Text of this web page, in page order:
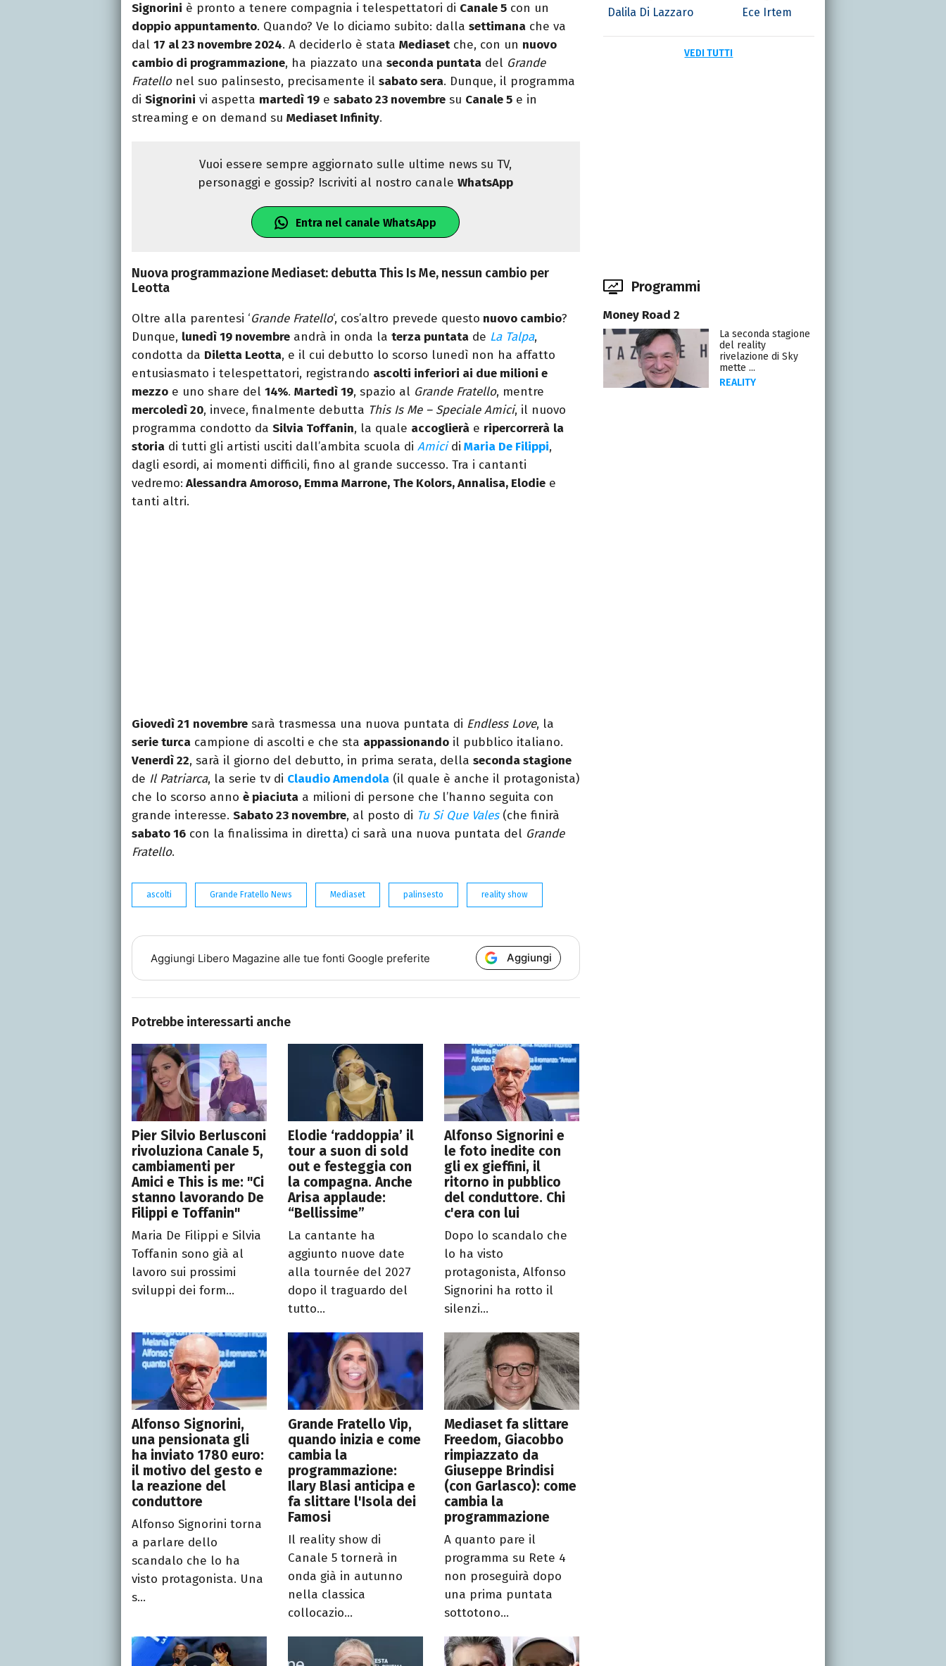
Signorini è pronto a tenere compagnia i telespettatori di Canale 5 con un
doppio appuntamento. Quando? Ve lo diciamo subito: dalla settimana che va
dal 17 al 23 novembre 2024. A deciderlo è stata Mediasetche, con un nuovo
cambio di programmazione, ha piazzato una seconda puntata del Grande
Fratellonel suo palinsesto, precisamente il sabato sera. Dunque, il programma
di Signorini vi aspetta martedì 19 e sabato 23 novembre su Canale 5 e in
streaming e on demand su Mediaset Infinity.
Vuoi essere sempre aggiornato sulle ultime news su TV,
personaggi e gossip? Iscriviti al nostro canaleWhatsApp
Entra nel canale WhatsApp
Nuova programmazione Mediaset: debutta This Is Me, nessun cambio per
Leotta
Oltre alla parentesi ‘Grande Fratello‘, cos’altro prevede questo nuovo cambio?
Dunque, lunedì 19 novembre andrà in onda la terza puntata de La Talpa,
condotta da Diletta Leotta, e il cui debutto lo scorso lunedì non ha affatto
entusiasmato i telespettatori, registrando ascolti inferiori ai due milioni e
mezzo e uno share del 14%. Martedì 19, spazio al Grande Fratello, mentre
mercoledì 20, invece, finalmente debutta This Is Me – Speciale Amici, il nuovo
programma condotto da Silvia Toffanin, la quale accoglierà e ripercorrerà la
storia di tutti gli artisti usciti dall’ambita scuola di Amicidi Maria De Filippi,
dagli esordi, ai momenti difficili, fino al grande successo. Tra i cantanti
vedremo: Alessandra Amoroso, Emma Marrone, The Kolors, Annalisa, Elodie e
tanti altri.
Giovedì 21 novembre sarà trasmessa una nuova puntata di Endless Love, la
serie turca campione di ascolti e che sta appassionando il pubblico italiano.
Venerdì 22, sarà il giorno del debutto, in prima serata, della seconda stagione
de Il Patriarca, la serie tv di Claudio Amendola (il quale è anche il protagonista)
che lo scorso anno è piaciuta a milioni di persone che l’hanno seguita con
grande interesse. Sabato 23 novembre, al posto di Tu Si Que Vales(che finirà
sabato 16 con la finalissima in diretta) ci sarà una nuova puntata del Grande
Fratello.
ascolti Grande Fratello News Mediaset palinsesto reality show
Aggiungi Libero Magazine alle tue fonti Google preferite Aggiungi
Potrebbe interessarti anche
Pier Silvio Berlusconi
rivoluziona Canale 5,
cambiamenti per
Amici e This is me: "Ci
stanno lavorando De
Filippi e Toffanin"
Maria De Filippi e Silvia
Toffanin sono già al
lavoro sui prossimi
sviluppi dei form...
Elodie ‘raddoppia’ il
tour a suon di sold
out e festeggia con
la compagna. Anche
Arisa applaude:
“Bellissime”
La cantante ha
aggiunto nuove date
alla tournée del 2027
dopo il traguardo del
tutto...
Alfonso Signorini e
le foto inedite con
gli ex gieffini, il
ritorno in pubblico
del conduttore. Chi
c'era con lui
Dopo lo scandalo che
lo ha visto
protagonista, Alfonso
Signorini ha rotto il
silenzi...
Alfonso Signorini,
una pensionata gli
ha inviato 1780 euro:
il motivo del gesto e
la reazione del
conduttore
Alfonso Signorini torna
a parlare dello
scandalo che lo ha
visto protagonista. Una
s...
Grande Fratello Vip,
quando inizia e come
cambia la
programmazione:
Ilary Blasi anticipa e
fa slittare l'Isola dei
Famosi
Il reality show di
Canale 5 tornerà in
onda già in autunno
nella classica
collocazio...
Mediaset fa slittare
Freedom, Giacobbo
rimpiazzato da
Giuseppe Brindisi
(con Garlasco): come
cambia la
programmazione
A quanto pare il
programma su Rete 4
non proseguirà dopo
una prima puntata
sottotono...
Dalila Di Lazzaro Ece Irtem
VEDI TUTTI
Programmi
Money Road 2
La seconda stagione
del reality
rivelazione di Sky
mette ...
REALITY